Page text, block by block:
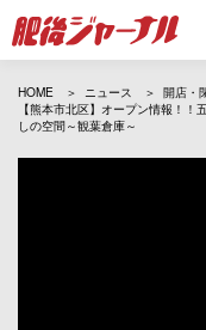
HOME ニュース
開店・
【熊本市北区】オープン情報！
しの空間～観葉倉庫～